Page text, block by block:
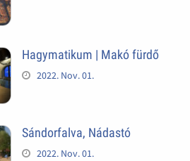
Hagymatikum | Makó fürdő
2022. Nov. 01.
Sándorfalva, Nádastó
2022. Nov. 01.